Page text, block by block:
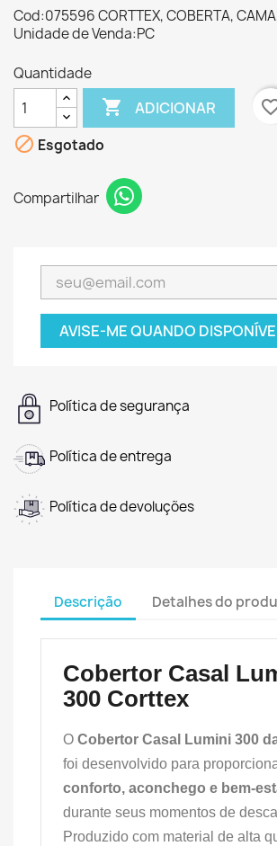
Cod:075596 CORTTEX, COBERTA,
Unidade de Venda:PC
Quantidade
 ADICIONAR
 Esgotado
Compartilhar
AVISE-ME QUANDO
Política de segurança
Política de entrega
Política de devoluções
Descrição Detalhes do
Cobertor Casal
300 Corttex
O Cobertor Casal Lumini 300
foi desenvolvido para
conforto, aconchego e bem-
durante seus momentos de
Produzido com material de alta